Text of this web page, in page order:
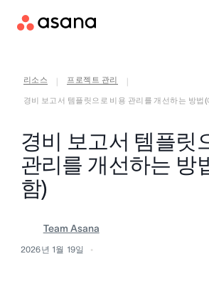
리소스 프로젝트 관리
경비 보고서 템플릿으로 비용 관리를 개선하는 방법(
경비 보고서 템플릿
관리를 개선하는 방
함)
Team Asana
2026년 1월 19일